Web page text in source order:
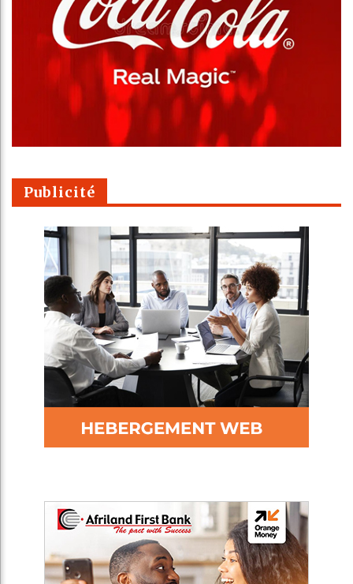
Publicité